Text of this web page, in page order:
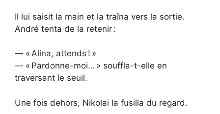
Il lui saisit la main et la traîna vers la sortie.
André tenta de la retenir :
— « Alina, attends ! »
— « Pardonne-moi… » souffla-t-elle en
traversant le seuil.
Une fois dehors, Nikolai la fusilla du regard.